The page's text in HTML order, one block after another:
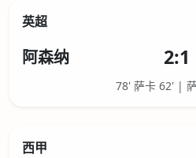
英超
阿森纳 2:1
78' 萨卡 62' |
西甲